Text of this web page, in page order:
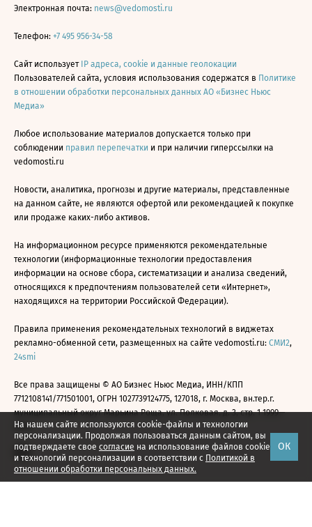
На нашем сайте используются cookie-файлы и технологии
персонализации. Продолжая пользоваться данным сайтом, вы
подтверждаете свое согласие на использование файлов cookie
и технологий персонализации в соответствии с Политикой в
отношении обработки персональных данных.
ОК
Электронная почта: news@vedomosti.ru
Телефон: +7 495 956-34-58
Сайт использует IP адреса, cookie и данные геолокации
Пользователей сайта, условия использования содержатся в Политике
в отношении обработки персональных данных АО «Бизнес Ньюс
Медиа»
Любое использование материалов допускается только при
соблюдении правил перепечатки и при наличии гиперссылки на
vedomosti.ru
Новости, аналитика, прогнозы и другие материалы, представленные
на данном сайте, не являются офертой или рекомендацией к покупке
или продаже каких-либо активов.
На информационном ресурсе применяются рекомендательные
технологии (информационные технологии предоставления
информации на основе сбора, систематизации и анализа сведений,
относящихся к предпочтениям пользователей сети «Интернет»,
находящихся на территории Российской Федерации).
Правила применения рекомендательных технологий в виджетах
рекламно-обменной сети, размещенных на сайте vedomosti.ru: СМИ2,
24smi
Все права защищены © АО Бизнес Ньюс Медиа, ИНН/КПП
7712108141/771501001, ОГРН 1027739124775, 127018, г. Москва, вн.тер.г.
муниципальный округ Марьина Роща, ул. Полковая, д. 3, стр. 1 1999—
2026